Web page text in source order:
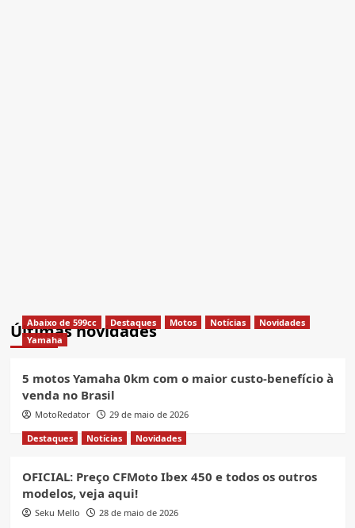
Últimas novidades
Abaixo de 599cc Destaques Motos Notícias
Novidades
Yamaha
5 motos Yamaha 0km com o maior custo-benefício à
venda no Brasil
MotoRedator
29 de maio de 2026
Destaques
Notícias Novidades
OFICIAL: Preço CFMoto Ibex 450 e todos os outros
modelos, veja aqui!
Seku Mello
28 de maio de 2026